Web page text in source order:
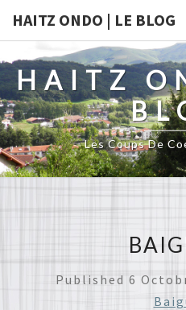
HAITZ ONDO | LE BLOG
HAITZ
Les Coups De
Published 6